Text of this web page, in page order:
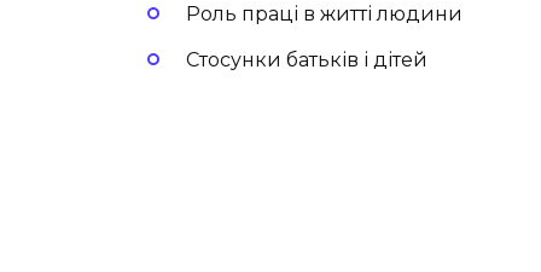
Роль праці в житті людини
Стосунки батьків і дітей